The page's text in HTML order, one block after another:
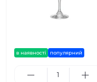
в наявності популярний